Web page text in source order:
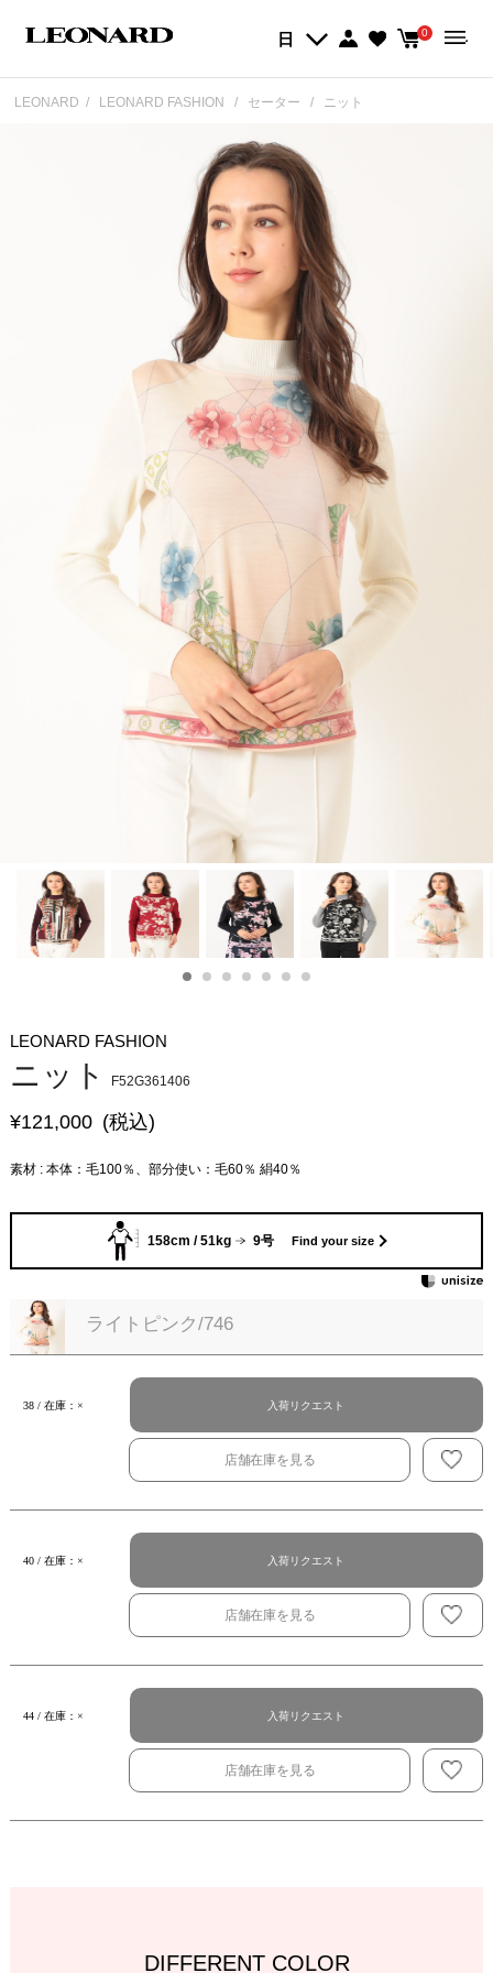
日 0
LEONARD LEONARD FASHION セーター ニット
LEONARD FASHION
ニット F52G361406
¥121,000 (税込)
素材 : 本体：毛100％、部分使い：毛60％ 絹40％
158cm / 51kg 9号 Find your size
ライトピンク/746
38 / 在庫：× 入荷リクエスト
店舗在庫を見る
40 / 在庫：× 入荷リクエスト
店舗在庫を見る
44 / 在庫：× 入荷リクエスト
店舗在庫を見る
DIFFERENT COLOR